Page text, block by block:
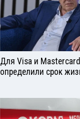
Для Visа и Mastercard
определили срок